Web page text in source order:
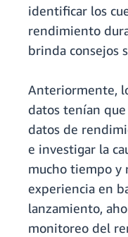
identificar los
rendimiento
brinda consejos
Anteriormente,
datos tenían
datos de
e investigar la
mucho tiempo y
experiencia en
lanzamiento,
monitoreo del